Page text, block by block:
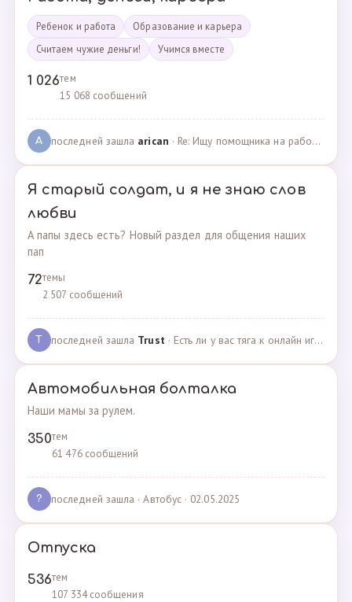
Ребенок и работа
Образование и карьера
Считаем чужие деньги!
Учимся вместе
1 026тем
15 068 сообщений
A последней зашла arican · Re: Ищу помощника на работе · 14.01.2025
Я старый солдат, и я не знаю слов
любви
А папы здесь есть? Новый раздел для общения наших
пап
72темы
2 507 сообщений
T последней зашла Trust · Есть ли у вас тяга к онлайн играм? · 02.05.2025
Автомобильная болталка
Наши мамы за рулем.
350тем
61 476 сообщений
? последней зашла · Автобус · 02.05.2025
Отпуска
536тем
107 334 сообщения